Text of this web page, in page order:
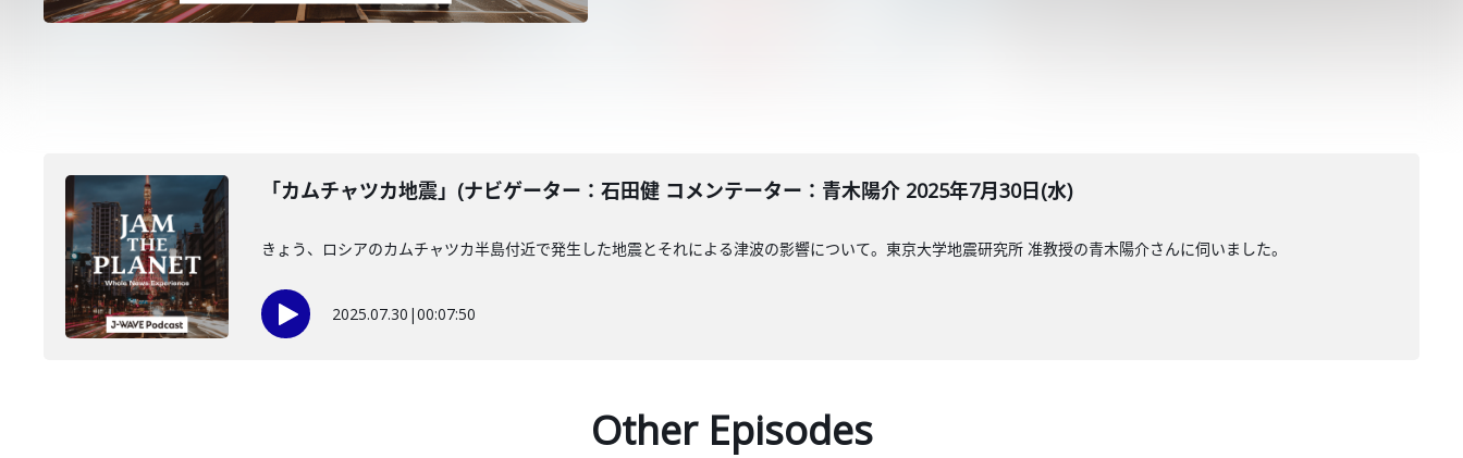
「カムチャツカ地震」(ナビゲーター：石田健 コメンテーター：青木陽介 2025年7月30日(水)
きょう、ロシアのカムチャツカ半島付近で発生した地震とそれによる津波の影響について。東京大学地震研究所 准教授の青木陽介さんに伺いました。
2025.07.30 |00:07:50
Other Episodes